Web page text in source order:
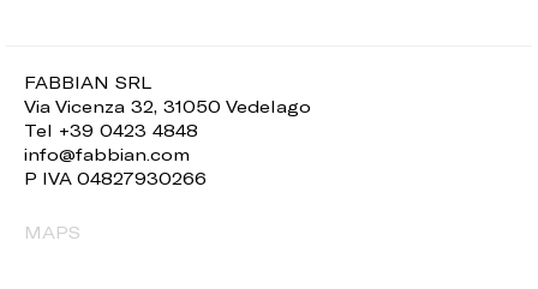
FABBIAN SRL
Via Vicenza 32, 31050 Vedelago
Tel +39 0423 4848
info@fabbian.com
P IVA 04827930266
MAPS